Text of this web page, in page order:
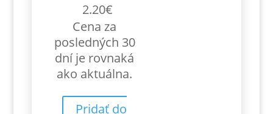
2.20€
Cena za
posledných 30
dní je rovnaká
ako aktuálna.
Pridať do